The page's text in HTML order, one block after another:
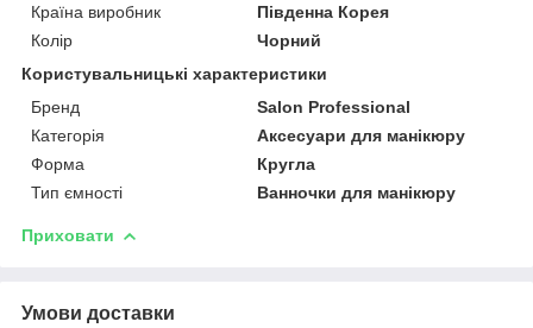
Країна виробник
Південна Корея
Колір
Чорний
Користувальницькі характеристики
Бренд
Salon Professional
Категорія
Аксесуари для манікюру
Форма
Кругла
Тип ємності
Ванночки для манікюру
Приховати
Умови доставки